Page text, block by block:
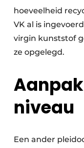
hoeveelheid
VK al is
virgin kunststof
ze opgelegd.
niveau
Een ander